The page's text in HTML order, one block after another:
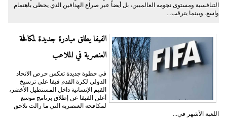
التنافسية ومستوى نجومه العالميين، بل أيضاً عبر صراع الهدافين الذي يحظى باهتمام
واسع. وبينما يترقب...
الفيفا يطلق مبادرة جديدة لمكافحة
العنصرية في الملاعب
في خطوة جديدة تعكس حرص الاتحاد
الدولي لكرة القدم فيفا على ترسيخ
القيم الإنسانية داخل المستطيل الأخضر،
أعلن الفيفا عن إطلاق برنامج موسع
لمكافحة العنصرية التي ما زالت تلاحق
اللعبة الأشهر في...